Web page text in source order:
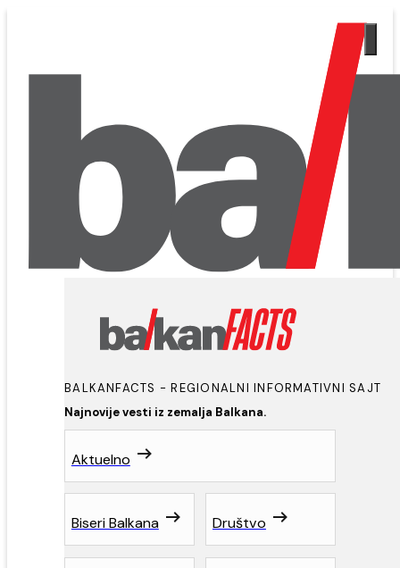
Najnovije vesti iz zemalja Balkana.
BALKANFACTS - REGIONALNI INFORMATIVNI SAJT
Aktuelno
Biseri Balkana Društvo